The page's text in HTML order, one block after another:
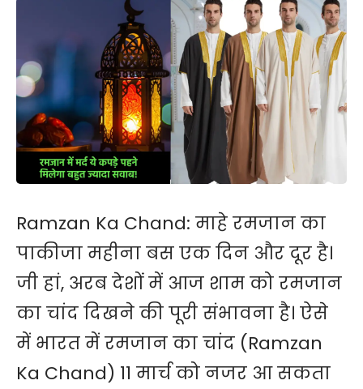
Ramzan Ka Chand: माहेरमजानका
पाकीजा महीना बस एक दिन और दूर है।
जी हां, अरब देशों में आज शाम को रमजान
का चांद दिखने की पूरी संभावना है। ऐसे
में भारत में रमजान का चांद (Ramzan
Ka Chand) 11 मार्च को नजर आ सकता